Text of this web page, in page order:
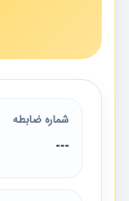
شماره ضابطه
---